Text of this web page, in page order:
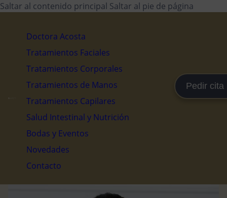
Saltar al contenido principal Saltar al pie de página
Doctora Acosta
Tratamientos Faciales
Tratamientos Corporales
Tratamientos de Manos
Tratamientos Capilares
Salud Intestinal y Nutrición
Bodas y Eventos
Novedades
Contacto
Pedir cita